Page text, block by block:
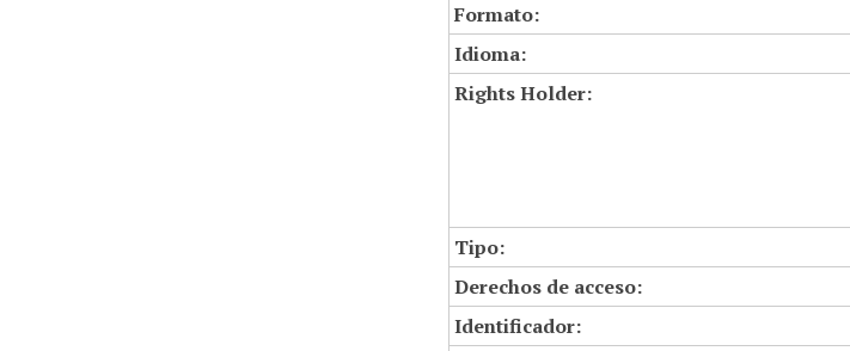
Formato:
Idioma:
Rights Holder:
Tipo:
Derechos de acceso:
Identificador: